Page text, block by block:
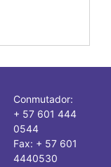
Conmutador:
+ 57 601 444
0544
Fax: + 57 601
4440530